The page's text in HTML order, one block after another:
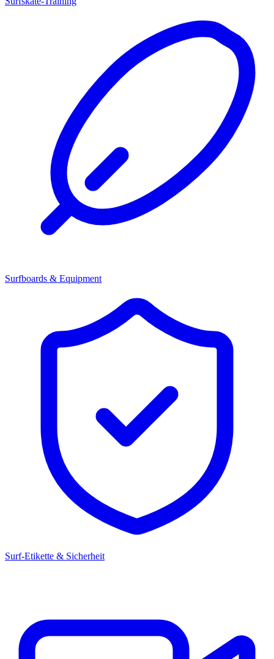
Surfboards & Equipment
Surf-Etikette & Sicherheit